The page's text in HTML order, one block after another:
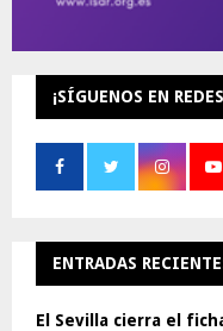
¡SÍGUENOS EN
ENTRADAS
El Sevilla cierra el